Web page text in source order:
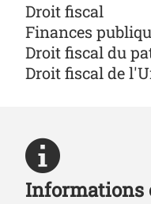
Droit fiscal
Finances
Droit fiscal du
Droit fiscal de
Informations